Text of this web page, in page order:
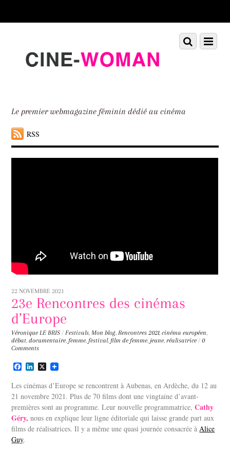
down
Le premier webmagazine féminin dédié au cinéma
RSS
Menu
Scroll
down
22 NOVEMBRE 2021
23e Rencontres des cinémas
d’Europe
Véronique LE BRIS / Festivals,Mon blog,Rencontres 2021,cinéma européen,
débat,documentaire, femme, festival, film de femme, jeune,réalisatrice / 0
Comments
F
c
e
b
o
o
k
L
n
k
e
d
I
n
X
Les cinémas d’Europe se rencontrent à Aubenas, en Ardèche, du 12 au
21 novembre 2021. Plus de 70 films dont une vingtaine d’avant-
premières sont au programme. Leur nouvelle programmatrice,Cathy
Géry, nous en explique leur ligne éditoriale qui laisse grande part aux
films de réalisatrices. Il y a même une quasi journée consacrée àAlice
Guy.